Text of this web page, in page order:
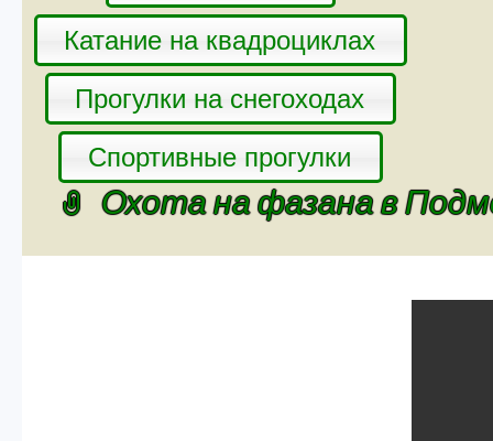
Катание на квадроциклах
Прогулки на снегоходах
Спортивные прогулки
Охота на фазана в